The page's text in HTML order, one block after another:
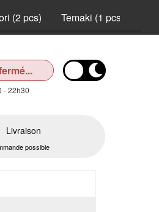
(2 pcs) Temaki (1 pcs)
- 22h30
Livraison
possible